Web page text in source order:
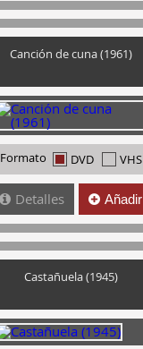
Canción de cuna (1961)
Formato DVD VHS
Detalles Añadir
Castañuela (1945)